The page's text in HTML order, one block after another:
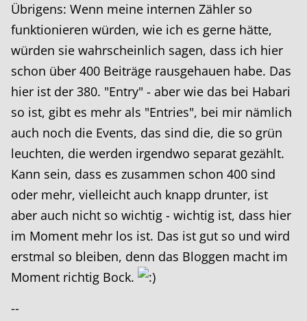
Übrigens: Wenn meine internen Zähler so
funktionieren würden, wie ich es gerne hätte,
würden sie wahrscheinlich sagen, dass ich hier
schon über 400 Beiträge rausgehauen habe. Das
hier ist der 380. "Entry" - aber wie das bei Habari
so ist, gibt es mehr als "Entries", bei mir nämlich
auch noch die Events, das sind die, die so grün
leuchten, die werden irgendwo separat gezählt.
Kann sein, dass es zusammen schon 400 sind
oder mehr, vielleicht auch knapp drunter, ist
aber auch nicht so wichtig - wichtig ist, dass hier
im Moment mehr los ist. Das ist gut so und wird
erstmal so bleiben, denn das Bloggen macht im
Moment richtig Bock.
--